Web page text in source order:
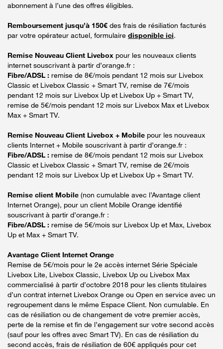
abonnement à l’une des offres éligibles.
Remboursement jusqu’à 150€ des frais de résiliation facturés
par votre opérateur actuel, formulaire disponible ici.
Remise Nouveau Client Livebox pour les nouveaux clients
internet souscrivant à partir d’orange.fr :
Fibre/ADSL : remise de 8€/mois pendant 12 mois sur Livebox
Classic et Livebox Classic + Smart TV, remise de 7€/mois
pendant 12 mois sur Livebox Up et Livebox Up + Smart TV,
remise de 5€/mois pendant 12 mois sur Livebox Max et Livebox
Max + Smart TV.
Remise Nouveau Client Livebox + Mobile pour les nouveaux
clients Internet + Mobile souscrivant à partir d’orange.fr :
Fibre/ADSL : remise de 8€/mois pendant 12 mois sur Livebox
Classic et Livebox Classic + Smart TV, remise de 2€/mois
pendant 12 mois sur Livebox Up et Livebox Up + Smart TV.
Remise client Mobile (non cumulable avec l’Avantage client
Internet Orange), pour un client Mobile Orange identifié
souscrivant à partir d’orange.fr :
Fibre/ADSL : remise de 5€/mois sur Livebox Up et Max, Livebox
Up et Max + Smart TV.
Avantage Client Internet Orange
Remise de 5€/mois pour le 2e accès internet Série Spéciale
Livebox Lite, Livebox Classic, Livebox Up ou Livebox Max
commercialisé à partir d’octobre 2018 pour les clients titulaires
d’un contrat internet Livebox Orange ou Open en service avec un
regroupement dans le même Espace Client. Non cumulable. En
cas de résiliation ou de changement de votre premier accès,
perte de la remise et fin de l’engagement sur votre second accès
(sauf pour les offres avec Smart TV). En cas de résiliation du
second accès, frais de résiliation de 60€ appliqués pour cet